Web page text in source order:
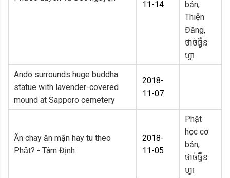
11-14 bản,
Thiện
Đăng,
ថាច់ធ្វឹន
ហ្វា
Ando surrounds huge buddha
statue with lavender-covered
mound at Sapporo cemetery
2018-
11-07
Ăn chay ăn mặn hay tu theo
Phật? - Tâm Định
2018-
11-05
Phật
học cơ
bản,
ថាច់ធ្វឹន
ហ្វា